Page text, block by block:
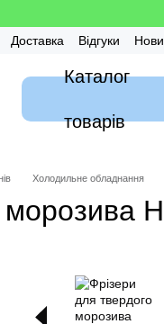
Доставка Відгуки
Каталог
товарів
Холодильне обладнання